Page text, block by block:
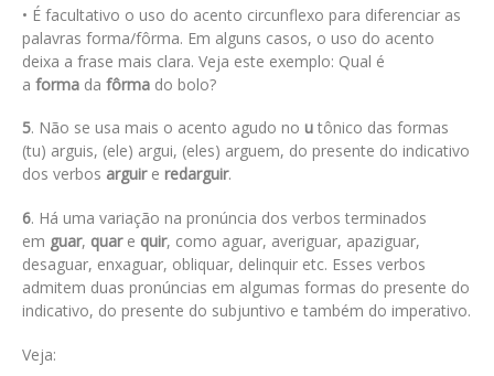
• É facultativo o uso do acento circunflexo para diferenciar as
palavras forma/fôrma. Em alguns casos, o uso do acento
deixa a frase mais clara. Veja este exemplo: Qual é
a forma da fôrma do bolo?
5. Não se usa mais o acento agudo no u tônico das formas
(tu) arguis, (ele) argui, (eles) arguem, do presente do indicativo
dos verbos arguire redarguir.
6. Há uma variação na pronúncia dos verbos terminados
em guar, quare quir, como aguar, averiguar, apaziguar,
desaguar, enxaguar, obliquar, delinquir etc. Esses verbos
admitem duas pronúncias em algumas formas do presente do
indicativo, do presente do subjuntivo e também do imperativo.
Veja: